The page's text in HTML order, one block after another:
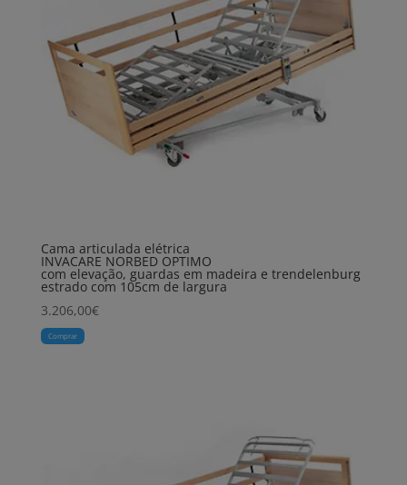
Cama articulada elétrica
INVACARE NORBED OPTIMO
com elevação, guardas em madeira e trendelenburg
estrado com 105cm de largura
3.206,00€
Comprar